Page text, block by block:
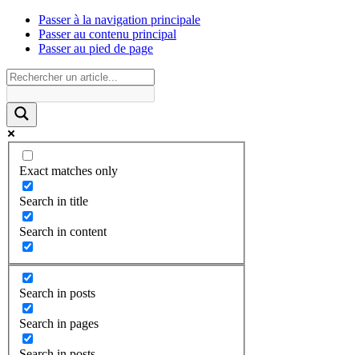
Passer à la navigation principale
Passer au contenu principal
Passer au pied de page
Exact matches only
Search in title
Search in content
Search in posts
Search in pages